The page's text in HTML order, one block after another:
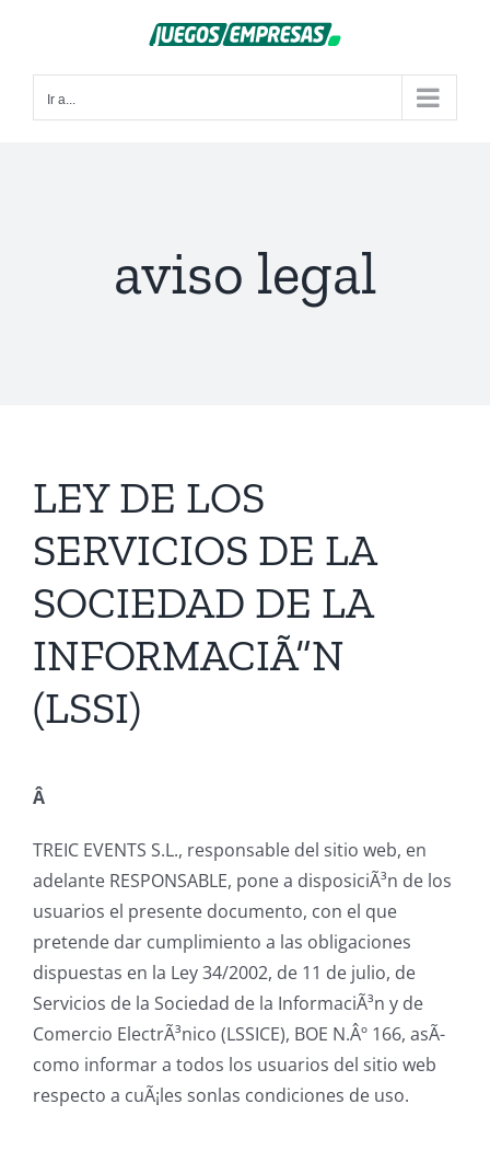
contenido
Ir a...
aviso legal
LEY DE LOS
SERVICIOS DE LA
SOCIEDAD DE LA
INFORMACIÃ“N
(LSSI)
Â
TREIC EVENTS S.L., responsable del sitio web, en
adelante RESPONSABLE, pone a disposiciÃ³n de los
usuarios el presente documento, con el que
pretende dar cumplimiento a las obligaciones
dispuestas en la Ley 34/2002, de 11 de julio, de
Servicios de la Sociedad de la InformaciÃ³n y de
Comercio ElectrÃ³nico (LSSICE), BOE N.Âº 166, asÃ­
como informar a todos los usuarios del sitio web
respecto a cuÃ¡les sonlas condiciones de uso.